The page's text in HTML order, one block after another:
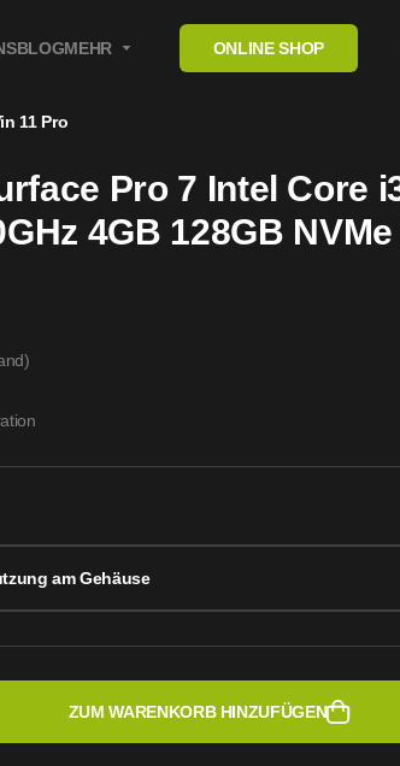
BLOGMEHR ONLINE SHOP
11 Pro
Pro 7 Intel Core
4GB 128GB
)
am Gehäuse
ZUM WARENKORB HINZUFÜGEN